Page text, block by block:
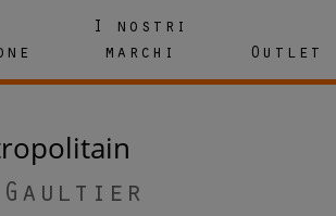
I nostri
marchi
Outlet
Gaultier